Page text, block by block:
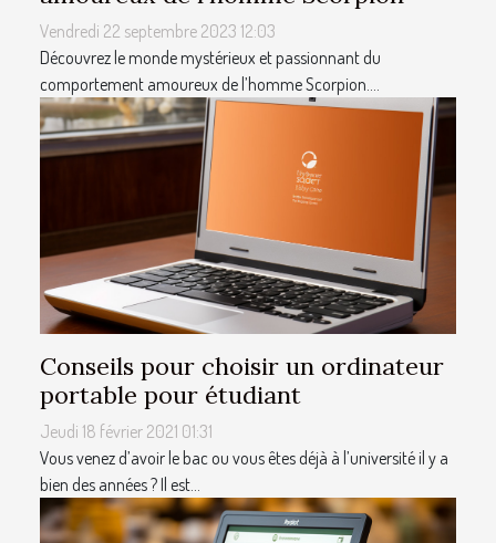
Vendredi 22 septembre 2023 12:03
Découvrez le monde mystérieux et passionnant du
comportement amoureux de l’homme Scorpion....
Conseils pour choisir un ordinateur
portable pour étudiant
Jeudi 18 février 2021 01:31
Vous venez d’avoir le bac ou vous êtes déjà à l’université il y a
bien des années ? Il est...